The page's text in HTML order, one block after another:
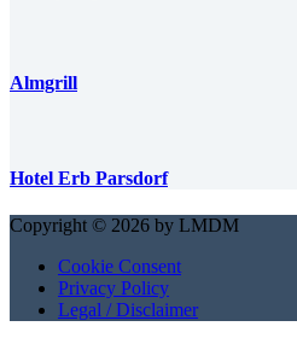
Almgrill
Hotel Erb Parsdorf
Copyright © 2026 by LMDM
Cookie Consent
Privacy Policy
Legal / Disclaimer